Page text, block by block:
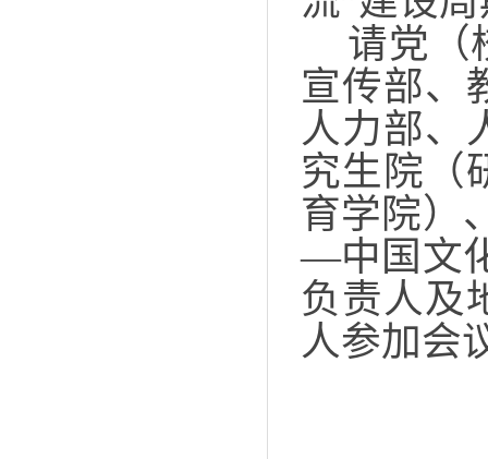
请党（
宣传部、
人力部、
究生院（
育学院）
—中国文
负责人及
人参加会